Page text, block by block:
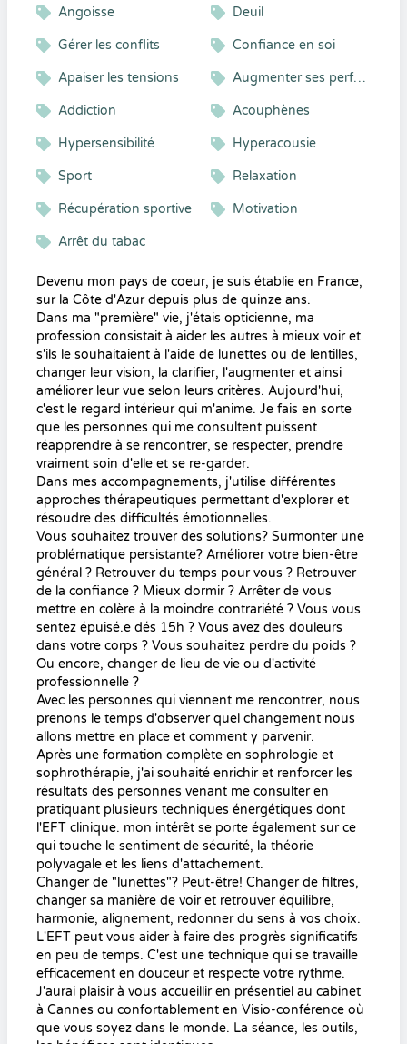
Angoisse Deuil
Gérer les conflits Confiance en soi
Apaiser les tensions Augmenter ses performances
Addiction Acouphènes
Hypersensibilité Hyperacousie
Sport Relaxation
Récupération sportive Motivation
Arrêt du tabac
Devenu mon pays de coeur, je suis établie en France,
sur la Côte d'Azur depuis plus de quinze ans.
Dans ma "première" vie, j'étais opticienne, ma
profession consistait à aider les autres à mieux voir et
s'ils le souhaitaient à l'aide de lunettes ou de lentilles,
changer leur vision, la clarifier, l'augmenter et ainsi
améliorer leur vue selon leurs critères. Aujourd'hui,
c'est le regard intérieur qui m'anime. Je fais en sorte
que les personnes qui me consultent puissent
réapprendre à se rencontrer, se respecter, prendre
vraiment soin d'elle et se re-garder.
Dans mes accompagnements, j'utilise différentes
approches thérapeutiques permettant d'explorer et
résoudre des difficultés émotionnelles.
Vous souhaitez trouver des solutions? Surmonter une
problématique persistante? Améliorer votre bien-être
général ? Retrouver du temps pour vous ? Retrouver
de la confiance ? Mieux dormir ? Arrêter de vous
mettre en colère à la moindre contrariété ? Vous vous
sentez épuisé.e dés 15h ? Vous avez des douleurs
dans votre corps ? Vous souhaitez perdre du poids ?
Ou encore, changer de lieu de vie ou d'activité
professionnelle ?
Avec les personnes qui viennent me rencontrer, nous
prenons le temps d'observer quel changement nous
allons mettre en place et comment y parvenir.
Après une formation complète en sophrologie et
sophrothérapie, j'ai souhaité enrichir et renforcer les
résultats des personnes venant me consulter en
pratiquant plusieurs techniques énergétiques dont
l'EFT clinique. mon intérêt se porte également sur ce
qui touche le sentiment de sécurité, la théorie
polyvagale et les liens d'attachement.
Changer de "lunettes"? Peut-être! Changer de filtres,
changer sa manière de voir et retrouver équilibre,
harmonie, alignement, redonner du sens à vos choix.
L'EFT peut vous aider à faire des progrès significatifs
en peu de temps. C'est une technique qui se travaille
efficacement en douceur et respecte votre rythme.
J'aurai plaisir à vous accueillir en présentiel au cabinet
à Cannes ou confortablement en Visio-conférence où
que vous soyez dans le monde. La séance, les outils,